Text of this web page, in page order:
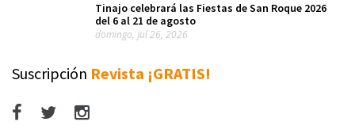
Tinajo celebrará las Fiestas de San Roque 2026
del 6 al 21 de agosto
domingo, Jul 26, 2026
Suscripción Revista ¡GRATIS!